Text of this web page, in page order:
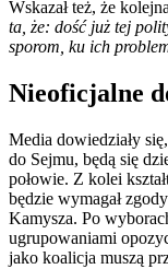
Wskazał też, że
ta, że: dość już tej
sporom, ku ich
Nieoficjalne
Media dowiedziały
do Sejmu, będą się
połowie. Z kolei
będzie wymagał
Kamysza. Po
ugrupowaniami
jako koalicja muszą